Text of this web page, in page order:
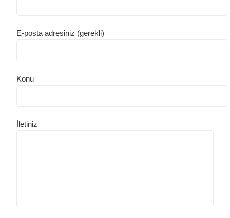
E-posta adresiniz (gerekli)
Konu
İletiniz